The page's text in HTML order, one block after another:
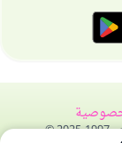
©